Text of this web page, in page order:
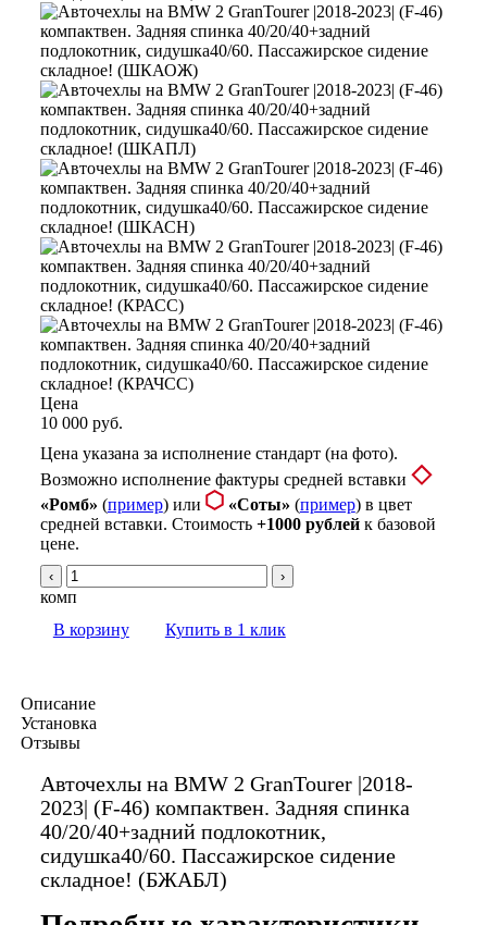
Цена
10 000 руб.
Цена указана за исполнение стандарт (на фото).
Возможно исполнение фактуры средней вставки
«Ромб» (пример) или «Соты» (пример) в цвет
средней вставки. Стоимость +1000 рублейк базовой
цене.
‹ ›
комп
В корзину
Купить в 1 клик
Описание
Установка
Отзывы
Авточехлы на BMW 2 GranTourer |2018-
2023| (F-46) компактвен. Задняя спинка
40/20/40+задний подлокотник,
сидушка40/60. Пассажирское сидение
складное! (БЖАБЛ)